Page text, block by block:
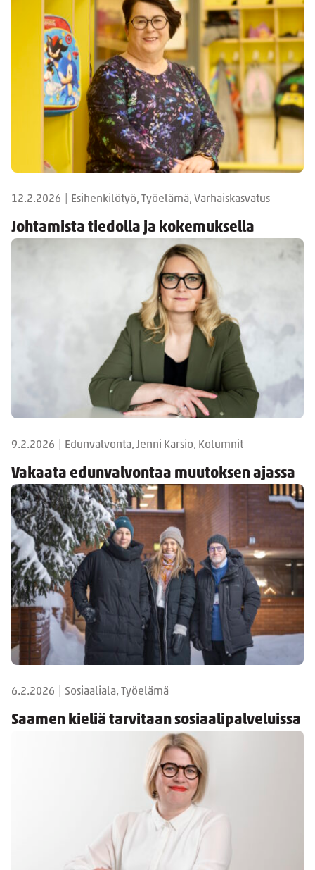
12.2.2026 Esihenkilötyö, Työelämä, Varhaiskasvatus
Johtamista tiedolla ja kokemuksella
9.2.2026 Edunvalvonta, Jenni Karsio, Kolumnit
Vakaata edunvalvontaa muutoksen ajassa
6.2.2026 Sosiaaliala, Työelämä
Saamen kieliä tarvitaan sosiaalipalveluissa